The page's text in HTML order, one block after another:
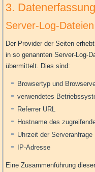
3.
Server-Log-Dateien
Der Provider der Seiten
in so genannten Server-Log-
übermittelt. Dies sind:
Browsertyp und
verwendetes
Referrer URL
Hostname des
Uhrzeit der Serveranfrage
IP-Adresse
Eine Zusammenführung